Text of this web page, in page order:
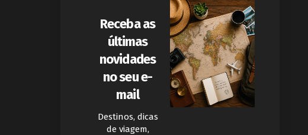
Receba as
últimas
novidades
no seu e-
mail
Destinos, dicas
de viagem,